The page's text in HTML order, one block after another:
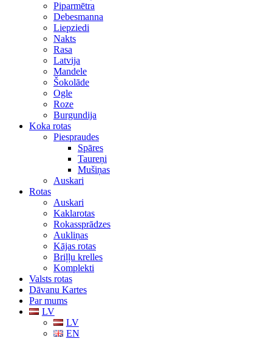
Piparmētra
Debesmanna
Liepziedi
Nakts
Rasa
Latvija
Mandele
Šokolāde
Ogle
Roze
Burgundija
Koka rotas
Piespraudes
Spāres
Taureņi
Mušiņas
Auskari
Rotas
Auskari
Kaklarotas
Rokassprādzes
Aukliņas
Kājas rotas
Briļļu krelles
Komplekti
Valsts rotas
Dāvanu Kartes
Par mums
LV
LV
EN